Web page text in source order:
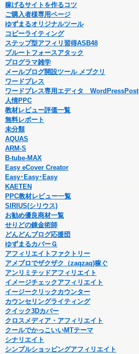
稼げるサイトを作るコツ
ご購入者様専用ページ
ゆずまるオリジナルツール
コピーライティング
ステップ型アフィリ習得ASB48
ブルートフォースアタック
プログラマ雑学
メールブログ開設ツール メブクリ
ワードプレス
ワードプレス専用エディタ WordPressPost
人情PPC
教材レビュー評価一覧
無料レポート
未分類
AQUAS
ARM-S
B-tube-MAX
Easy eCover Creator
Easy･Easy･Easy
KAETEN
PPC教材レビュー一覧
SIRIUS(シリウス)
お勧め優良商材一覧
せりどの錬金術師
どんどんブログ応援団
ゆずまるカバーＧ
アフィリエイトファクトリー
アメブロでザクザク（zaqzaq)稼ぐ
アンリミテッドアフィリエイト
イメージチェックアフィリエイト
イージークリックカウンター
カウンセリングライティング
クイック3Dカバー
クロスメディア・アフィリエイト
クールでかっこいいMTテーマ
シナリエイト
シンプルショッピングアフィリエイト